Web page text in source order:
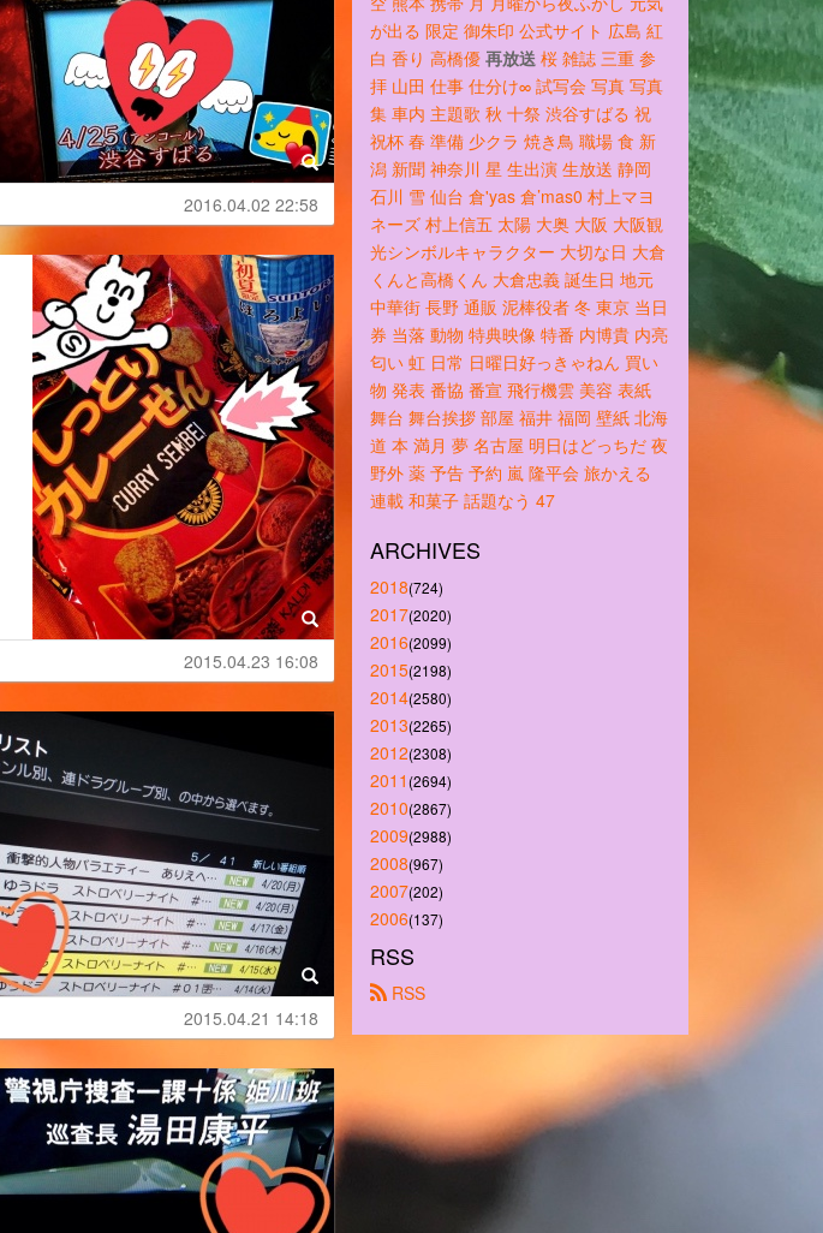
2016.04.02 22:58
2015.04.23 16:08
2015.04.21 14:18
が出る 限定 御朱印 公式サイト 広島 紅
白 香り 高橋優 再放送 桜 雑誌 三重 参
拝 山田 仕事 仕分け∞ 試写会 写真 写真
集 車内 主題歌 秋 十祭 渋谷すばる 祝
祝杯 春 準備 少クラ 焼き鳥 職場 食 新
潟 新聞 神奈川 星 生出演 生放送 静岡
石川 雪 仙台 倉'yas 倉’mas0 村上マヨ
ネーズ 村上信五 太陽 大奥 大阪 大阪観
光シンボルキャラクター 大切な日 大倉
くんと高橋くん 大倉忠義 誕生日 地元
中華街 長野 通販 泥棒役者 冬 東京 当日
券 当落 動物 特典映像 特番 内博貴 内亮
匂い 虹 日常 日曜日好っきゃねん 買い
物 発表 番協 番宣 飛行機雲 美容 表紙
舞台 舞台挨拶 部屋 福井 福岡 壁紙 北海
道 本 満月 夢 名古屋 明日はどっちだ 夜
野外 薬 予告 予約 嵐 隆平会 旅かえる
連載 和菓子 話題なう 47
ARCHIVES
2018(724)
2017(2020)
2016(2099)
2015(2198)
2014(2580)
2013(2265)
2012(2308)
2011(2694)
2010(2867)
2009(2988)
2008(967)
2007(202)
2006(137)
RSS
RSS